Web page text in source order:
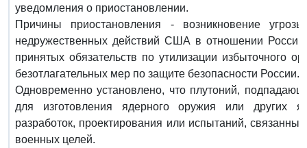
уведомления о приостановлении.
Причины приостановления - возникновение угрозы
недружественных действий США в отношении
принятых обязательств по утилизации избыточного
безотлагательных мер по защите безопасности России.
Одновременно установлено, что плутоний,
для изготовления ядерного оружия или других
разработок, проектирования или испытаний,
военных целей.